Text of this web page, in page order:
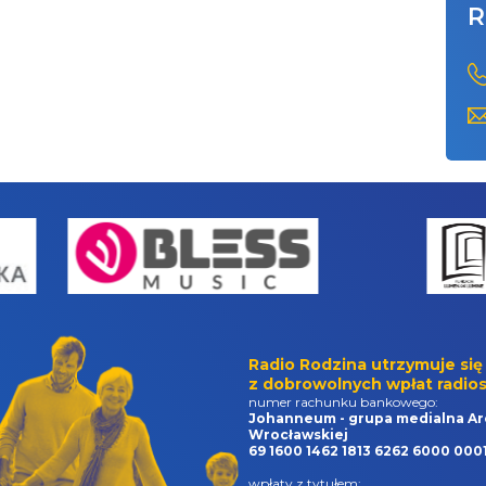
Radio Rodzina utrzymuje się
z dobrowolnych wpłat
numer rachunku bankowego:
Johanneum - grupa medialna
Wrocławskiej
69 1600 1462 1813 6262 6000